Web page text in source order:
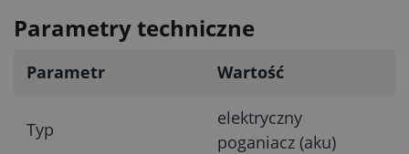
Parametry techniczne
Parametr Wartość
Typ
elektryczny
poganiacz (aku)